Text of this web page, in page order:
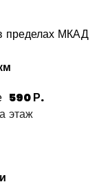
пределах МКАД
590 Р.
этаж